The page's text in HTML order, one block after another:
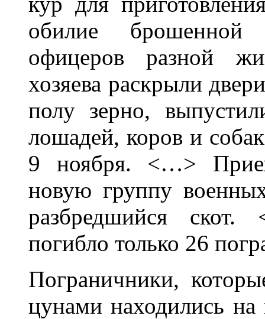
обилие брошенной
офицеров разной
хозяева раскрыли
полу зерно,
лошадей, коров и
9 ноября. <…>
новую группу
разбредшийся
погибло только 26
Пограничники,
цунами находились